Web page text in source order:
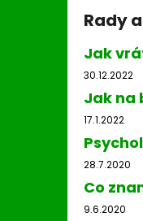
Rady
Jak
30.12.2022
Jak na
17.1.2022
28.7.2020
Co
9.6.2020